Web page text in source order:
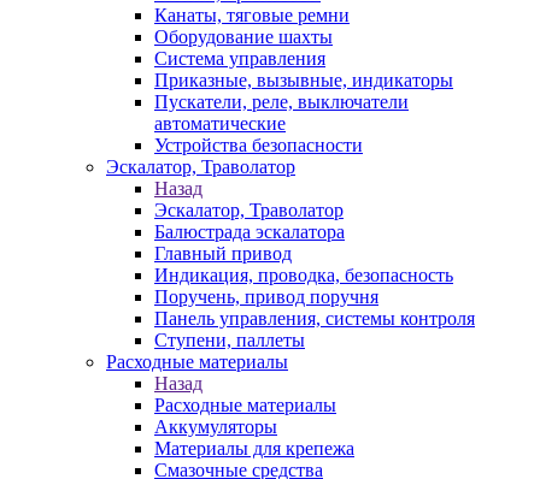
Канаты, тяговые ремни
Оборудование шахты
Система управления
Приказные, вызывные, индикаторы
Пускатели, реле, выключатели
автоматические
Устройства безопасности
Эскалатор, Траволатор
Назад
Эскалатор, Траволатор
Балюстрада эскалатора
Главный привод
Индикация, проводка, безопасность
Поручень, привод поручня
Панель управления, системы контроля
Ступени, паллеты
Расходные материалы
Назад
Расходные материалы
Аккумуляторы
Материалы для крепежа
Смазочные средства